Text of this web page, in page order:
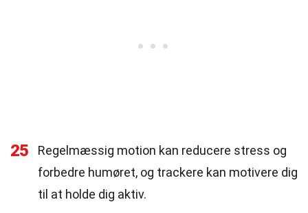
25
Regelmæssig motion kan reducere stress og
forbedre humøret, og trackere kan motivere dig
til at holde dig aktiv.